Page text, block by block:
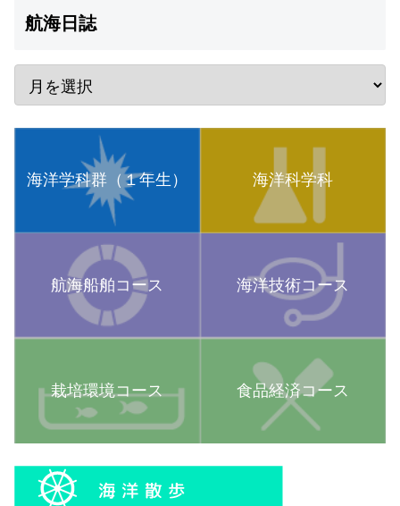
航海日誌
海洋学科群（１年生） 海洋科学科
航海船舶コース 海洋技術コース
栽培環境コース 食品経済コース